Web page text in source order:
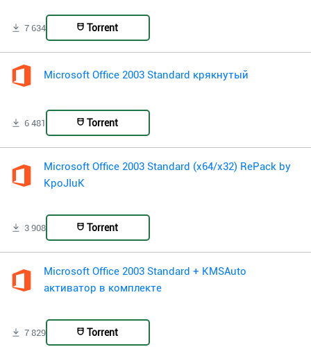
7 634 Torrent
Microsoft Office 2003 Standard крякнутый
6 481 Torrent
Microsoft Office 2003 Standard (x64/x32) RePack by
KpoJIuK
3 908 Torrent
Microsoft Office 2003 Standard + KMSAuto
активатор в комплекте
7 829 Torrent